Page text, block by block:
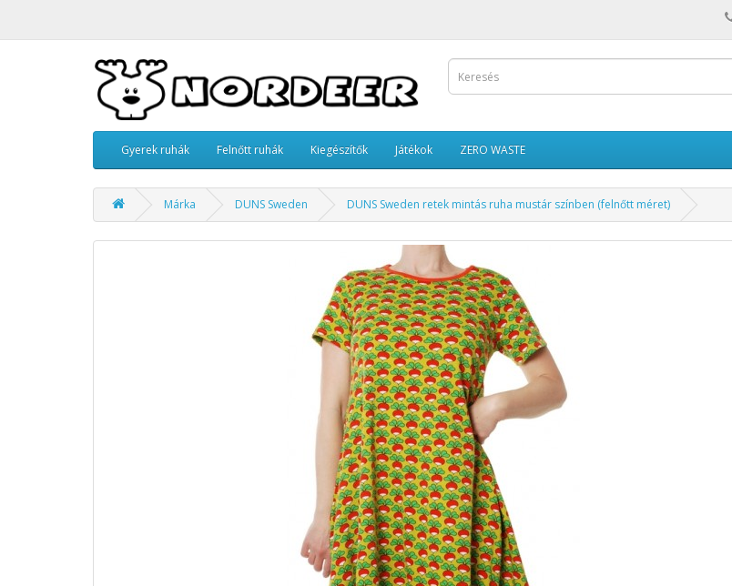
Gyerek ruhák Felnőtt ruhák Kiegészítők Játékok ZERO WASTE
Márka DUNS Sweden DUNS Sweden retek mintás ruha mustár színben (felnőtt méret)